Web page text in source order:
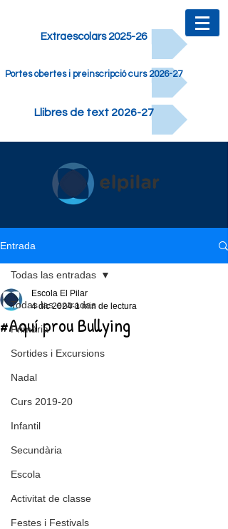
Extraescolars 2025-26
Portes obertes i preinscripció curs 2026-27
Llibres de text 2026-27
Entrada
Todas las entradas
Primària
Sortides i Excursions
Nadal
Curs 2019-20
Infantil
Secundària
Escola
Activitat de classe
Festes i Festivals
Todas las entradas
#Aquí prou Bullying
Escola El Pilar
4 dic 2024 1 min de lectura